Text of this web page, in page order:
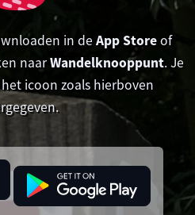
in de App Storeof
naarWandelknooppunt. Je
icoon zoals hierboven